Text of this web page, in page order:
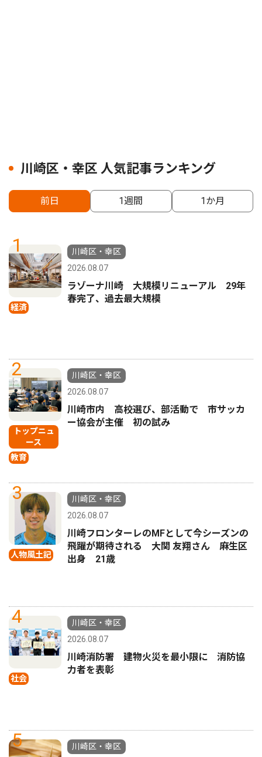
川崎区・幸区 人気記事ランキング
前日 1週間 1か月
1
経済
川崎区・幸区
2026.08.07
ラゾーナ川崎 大規模リニューアル 29年
春完了、過去最大規模
2
トップニュ
ース
教育
川崎区・幸区
2026.08.07
川崎市内 高校選び、部活動で 市サッカ
ー協会が主催 初の試み
3
人物風土記
川崎区・幸区
2026.08.07
川崎フロンターレのMFとして今シーズンの
飛躍が期待される 大関 友翔さん 麻生区
出身 21歳
4
社会
川崎区・幸区
2026.08.07
川崎消防署 建物火災を最小限に 消防協
力者を表彰
5
川崎区・幸区